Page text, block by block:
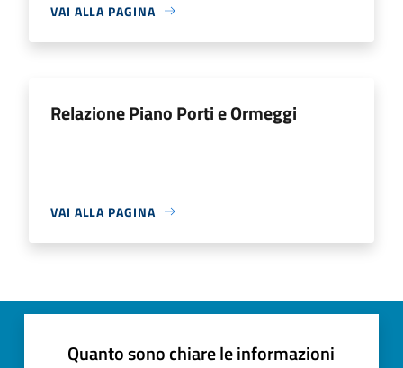
VAI ALLA PAGINA
Relazione Piano Porti e Ormeggi
VAI ALLA PAGINA
Quanto sono chiare le informazioni